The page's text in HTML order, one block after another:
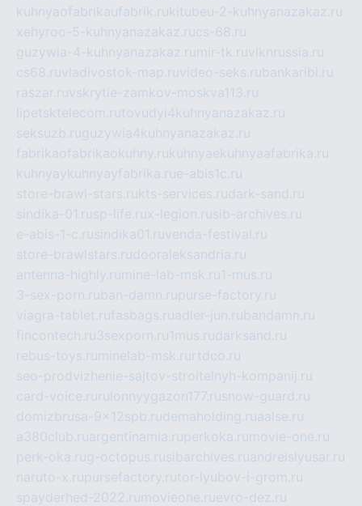
kuhnyaofabrikaufabrik.rukitubeu-2-kuhnyanazakaz.ru
xehyroo-5-kuhnyanazakaz.rucs-68.ru
guzywia-4-kuhnyanazakaz.ru mir-tk.ruvlknrussia.ru
cs68.ruvladivostok-map.ruvideo-seks.rubankaribi.ru
raszar.ruvskrytie-zamkov-moskva113.ru
lipetsktelecom.rutovudyi4kuhnyanazakaz.ru
seksuzb.ruguzywia4kuhnyanazakaz.ru
fabrikaofabrikaokuhny.rukuhnyaekuhnyaafabrika.ru
kuhnyaykuhnyayfabrika.rue-abis1c.ru
store-brawl-stars.rukts-services.rudark-sand.ru
sindika-01.rusp-life.rux-legion.rusib-archives.ru
e-abis-1-c.rusindika01.ruvenda-festival.ru
store-brawlstars.rudooraleksandria.ru
antenna-highly.ru mine-lab-msk.ru1-mus.ru
3-sex-porn.ruban-damn.rupurse-factory.ru
viagra-tablet.rufasbags.ruadler-jun.rubandamn.ru
fincontech.ru3sexporn.ru1mus.rudarksand.ru
rebus-toys.ru minelab-msk.ru rtdco.ru
seo-prodvizhenie-sajtov-stroitelnyh-kompanij.ru
card-voice.ru rulonnyygazon177.rusnow-guard.ru
domizbrusa-9x12spb.rudemaholding.ruaalse.ru
a380club.ruargentinamia.ruperkoka.ru movie-one.ru
perk-oka.rug-octopus.rusibarchives.ruandreislyusar.ru
naruto-x.rupursefactory.rutor-lyubov-i-grom.ru
spayderhed-2022.ru movieone.ruevro-dez.ru